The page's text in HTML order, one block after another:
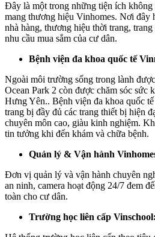
Đây là một trong những tiện ích không
mang thương hiệu Vinhomes. Nơi đây
nhà hàng, thương hiệu thời trang,
nhu cầu mua sắm của cư dân.
Bệnh viện đa khoa quốc tế
Ngoài môi trường sống trong lành
Ocean Park 2 còn được chăm sóc sức
Hưng Yên.. Bệnh viện đa khoa quốc
trang bị đầy đủ các trang thiết bị hiện
chuyên môn cao, giàu kinh nghiệm.
tin tưởng khi đến khám và chữa bệnh.
Quản lý & Vận hành
Đơn vị quản lý và vận hành chuyên
an ninh, camera hoạt động 24/7 đem
toàn cho cư dân.
Trường học liên cấp Vinschool: